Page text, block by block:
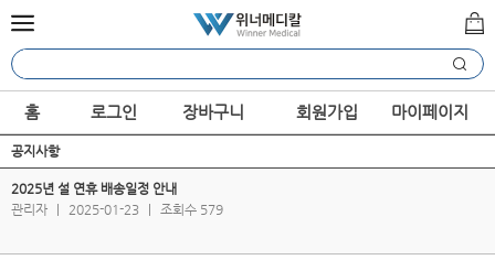
홈 로그인 장바구니 회원가입 마이페이지
공지사항
2025년 설 연휴 배송일정 안내
관리자
| 2025-01-23 | 조회수 579